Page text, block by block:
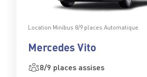
Location Minibus 8/9 places Automatique
Mercedes Vito
8/9 places assises